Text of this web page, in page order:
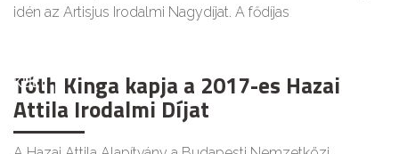
idén az Artisjus Irodalmi Nagydíjat. A fődíjas
KULT
Tóth Kinga kapja a 2017-es Hazai
Attila Irodalmi Díjat